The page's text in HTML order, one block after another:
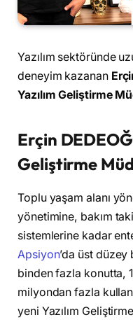
Yazılım sektöründe
deneyim kazanan
Yazılım Geliştirme
Erçin
Geliştirme
Toplu yaşam alanı
yönetimine, bakım
sistemlerine kadar
Apsiyon’da üst
binden fazla konutta,
milyondan fazla
yeni Yazılım